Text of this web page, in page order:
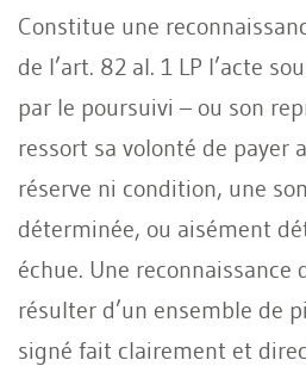
Constitue une
de l’art. 82 al. 1 LP l’acte
par le poursuivi – ou son
ressort sa volonté de payer
réserve ni condition, une
déterminée, ou aisément
échue. Une reconnaissance
résulter d’un ensemble de
signé fait clairement et